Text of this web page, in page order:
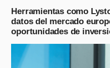
Herramientas como
datos del mercado
oportunidades de